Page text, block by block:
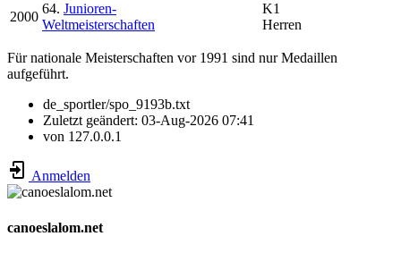
2000
64. Junioren-
Weltmeisterschaften
K1
Herren
Für nationale Meisterschaften vor 1991 sind nur Medaillen
aufgeführt.
de_sportler/spo_9193b.txt
Zuletzt geändert: 03-Aug-2026 07:41
von 127.0.0.1
Anmelden
canoeslalom.net